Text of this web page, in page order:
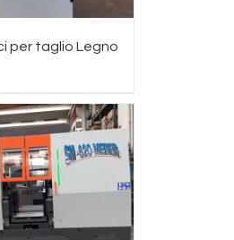
per taglio Legno